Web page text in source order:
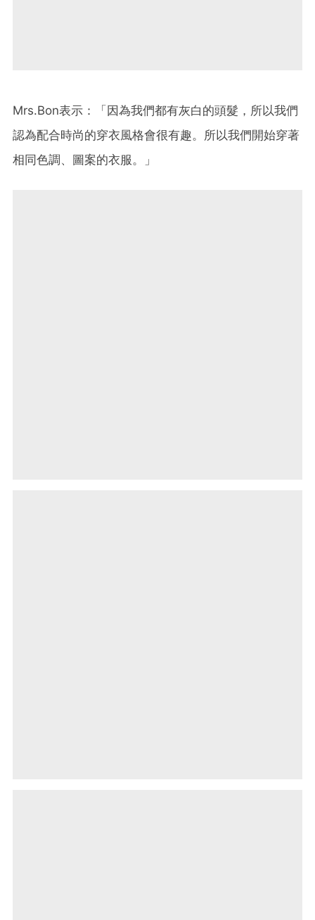
Mrs.Bon表示：「因為我們都有灰白的頭髮，所以我們
認為配合時尚的穿衣風格會很有趣。所以我們開始穿著
相同色調、圖案的衣服。」